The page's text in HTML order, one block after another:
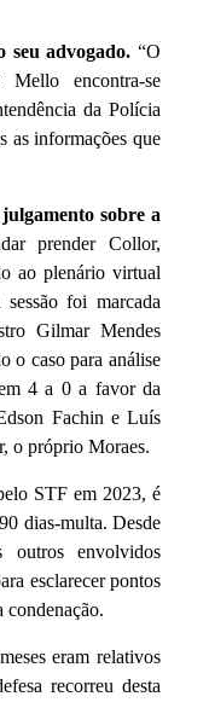
seu advogado. “O
Mello encontra-se
da Polícia
as informações que
sobre a
prender Collor,
ao plenário virtual
foi marcada
Gilmar Mendes
o caso para análise
4 a 0 a favor da
Fachin e Luís
o próprio Moraes.
STF em 2023, é
dias-multa. Desde
envolvidos
esclarecer pontos
condenação.
eram relativos
recorreu desta